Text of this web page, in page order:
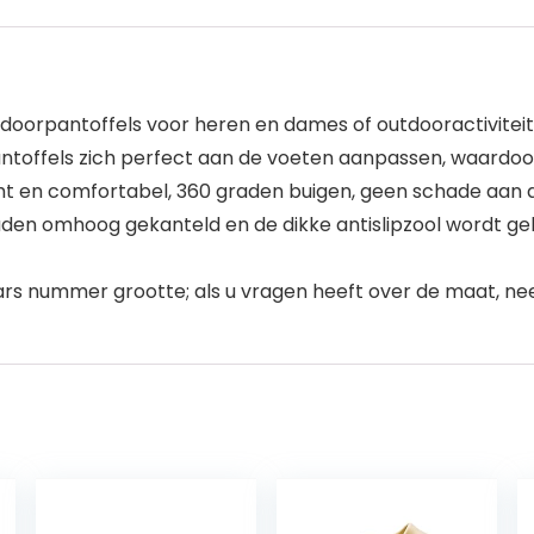
voor heren en dames of
zich perfect aan de voeten aanpassen,
en comfortabel, 360 graden buigen, geen schade aan
omhoog gekanteld en de dikke antislipzool wordt
nummer grootte; als u vragen heeft over de maat,